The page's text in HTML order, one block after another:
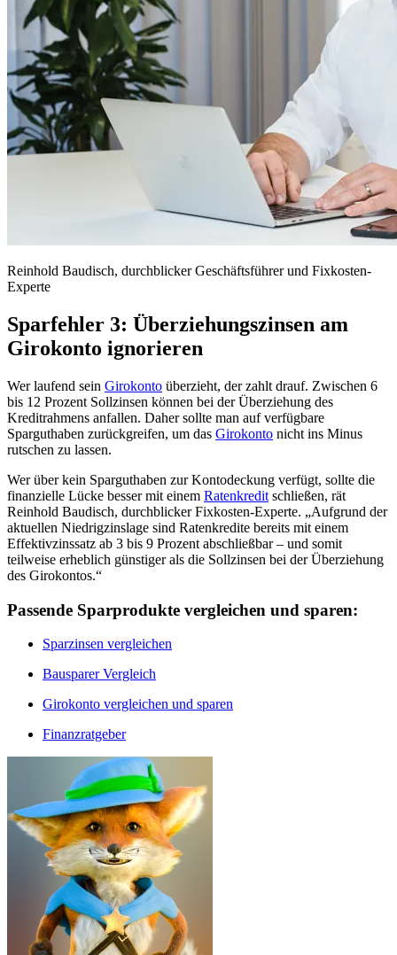
Reinhold Baudisch, durchblicker Geschäftsführer und Fixkosten-
Experte
Sparfehler 3: Überziehungszinsen am
Girokonto ignorieren
Wer laufend sein Girokonto überzieht, der zahlt drauf. Zwischen 6
bis 12 Prozent Sollzinsen können bei der Überziehung des
Kreditrahmens anfallen. Daher sollte man auf verfügbare
Sparguthaben zurückgreifen, um das Girokonto nicht ins Minus
rutschen zu lassen.
Wer über kein Sparguthaben zur Kontodeckung verfügt, sollte die
finanzielle Lücke besser mit einem Ratenkredit schließen, rät
Reinhold Baudisch, durchblicker Fixkosten-Experte. „Aufgrund der
aktuellen Niedrigzinslage sind Ratenkredite bereits mit einem
Effektivzinssatz ab 3 bis 9 Prozent abschließbar – und somit
teilweise erheblich günstiger als die Sollzinsen bei der Überziehung
des Girokontos.“
Passende Sparprodukte vergleichen und sparen:
Sparzinsen vergleichen
Bausparer Vergleich
Girokonto vergleichen und sparen
Finanzratgeber